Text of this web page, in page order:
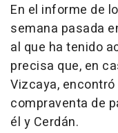
En el informe de
semana pasada
al que ha tenido
precisa que, en
Vizcaya,
compraventa de
él y Cerdán.